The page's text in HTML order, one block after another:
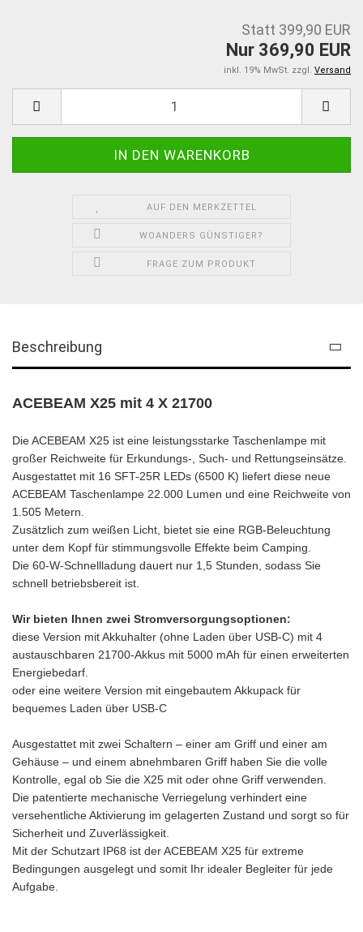
Statt 399,90 EUR
Nur 369,90 EUR
inkl. 19% MwSt. zzgl. Versand
AUF DEN MERKZETTEL
WOANDERS GÜNSTIGER?
FRAGE ZUM PRODUKT
Beschreibung
ACEBEAM X25 mit 4 X 21700
Die ACEBEAM X25 ist eine leistungsstarke Taschenlampe mit
großer Reichweite für Erkundungs-, Such- und Rettungseinsätze.
Ausgestattet mit 16 SFT-25R LEDs (6500 K) liefert diese neue
ACEBEAM Taschenlampe 22.000 Lumen und eine Reichweite von
1.505 Metern.
Zusätzlich zum weißen Licht, bietet sie eine RGB-Beleuchtung
unter dem Kopf für stimmungsvolle Effekte beim Camping.
Die 60-W-Schnellladung dauert nur 1,5 Stunden, sodass Sie
schnell betriebsbereit ist.
Wir bieten Ihnen zwei Stromversorgungsoptionen:
diese Version mit Akkuhalter (ohne Laden über USB-C) mit 4
austauschbaren 21700-Akkus mit 5000 mAh für einen erweiterten
Energiebedarf.
oder eine weitere Version mit eingebautem Akkupack für
bequemes Laden über USB-C
Ausgestattet mit zwei Schaltern – einer am Griff und einer am
Gehäuse – und einem abnehmbaren Griff haben Sie die volle
Kontrolle, egal ob Sie die X25 mit oder ohne Griff verwenden.
Die patentierte mechanische Verriegelung verhindert eine
versehentliche Aktivierung im gelagerten Zustand und sorgt so für
Sicherheit und Zuverlässigkeit.
Mit der Schutzart IP68 ist der ACEBEAM X25 für extreme
Bedingungen ausgelegt und somit Ihr idealer Begleiter für jede
Aufgabe.